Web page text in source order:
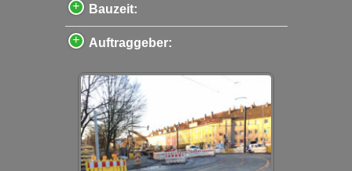
Bauzeit:
Auftraggeber: